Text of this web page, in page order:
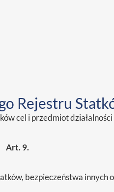
Rejestru
cel i przedmiot działalności
Art. 9.
bezpieczeństwa innych